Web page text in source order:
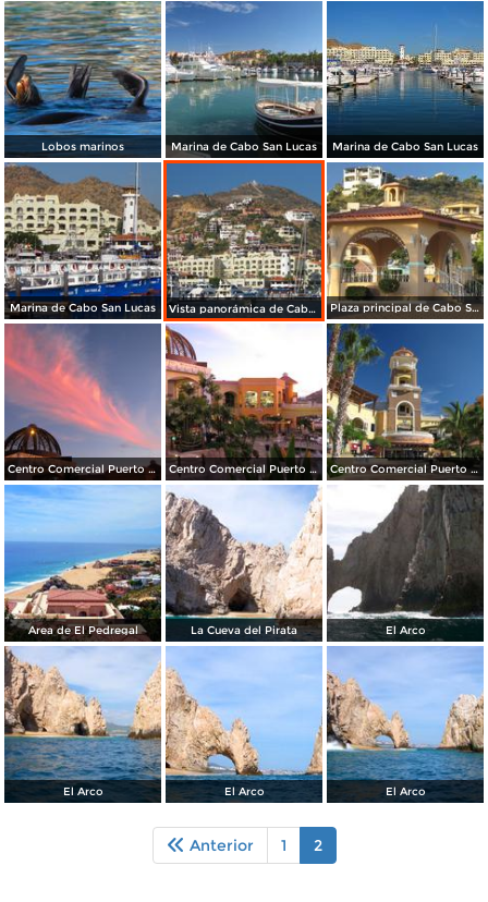
Lobos marinos Marina de Cabo San Lucas Marina de Cabo San Lucas
Marina de Cabo San Lucas Vista panorámica de Cabo San Lucas Plaza principal de Cabo San Lucas
Centro Comercial Puerto Paraíso Centro Comercial Puerto Paraíso Centro Comercial Puerto Paraíso
Área de El Pedregal La Cueva del Pirata El Arco
El Arco El Arco El Arco
Anterior 1 2